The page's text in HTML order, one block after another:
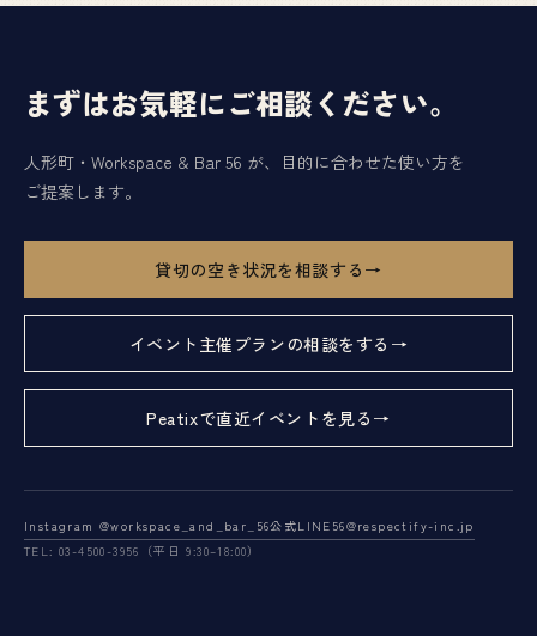
まずはお気軽にご相談ください。
人形町・Workspace & Bar 56 が、目的に合わせた使い方を
ご提案します。
貸切の空き状況を相談する
イベント主催プランの相談をする
Peatixで直近イベントを見る
Instagram @workspace_and_bar_56公式LINE 56@respectify-inc.jp
TEL: 03-4500-3956（平日 9:30–18:00）